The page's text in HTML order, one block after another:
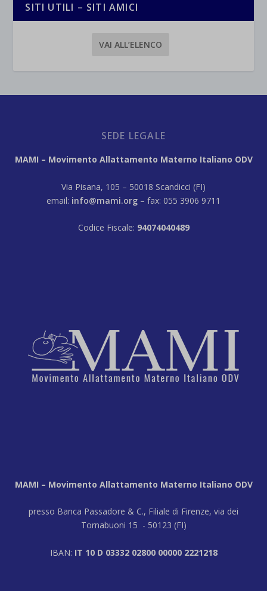
SITI UTILI – SITI AMICI
VAI ALL’ELENCO
SEDE LEGALE
MAMI – Movimento Allattamento Materno Italiano ODV
Via Pisana, 105 – 50018 Scandicci (FI)
email: info@mami.org – fax: 055 3906 9711
Codice Fiscale: 94074040489
MAMI – Movimento Allattamento Materno Italiano ODV
presso Banca Passadore & C., Filiale di Firenze, via dei
Tornabuoni 15 - 50123 (FI)
IBAN: IT 10 D 03332 02800 00000 2221218